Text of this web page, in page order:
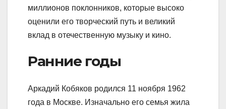
миллионов поклонников, которые высоко
оценили его творческий путь и великий
вклад в отечественную музыку и кино.
Ранние годы
Аркадий Кобяков родился 11 ноября 1962
года в Москве. Изначально его семья жила